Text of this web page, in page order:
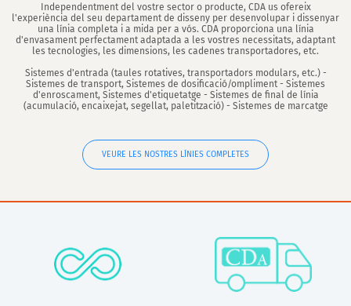
Independentment del vostre sector o producte, CDA us ofereix
l'experiència del seu departament de disseny per desenvolupar i dissenyar
una línia completa i a mida per a vós. CDA proporciona una línia
d'envasament perfectament adaptada a les vostres necessitats, adaptant
les tecnologies, les dimensions, les cadenes transportadores, etc.
Sistemes d'entrada (taules rotatives, transportadors modulars, etc.) -
Sistemes de transport, Sistemes de dosificació/ompliment - Sistemes
d'enroscament, Sistemes d'etiquetatge - Sistemes de final de línia
(acumulació, encaixejat, segellat, paletització) - Sistemes de marcatge
VEURE LES NOSTRES LÍNIES COMPLETES